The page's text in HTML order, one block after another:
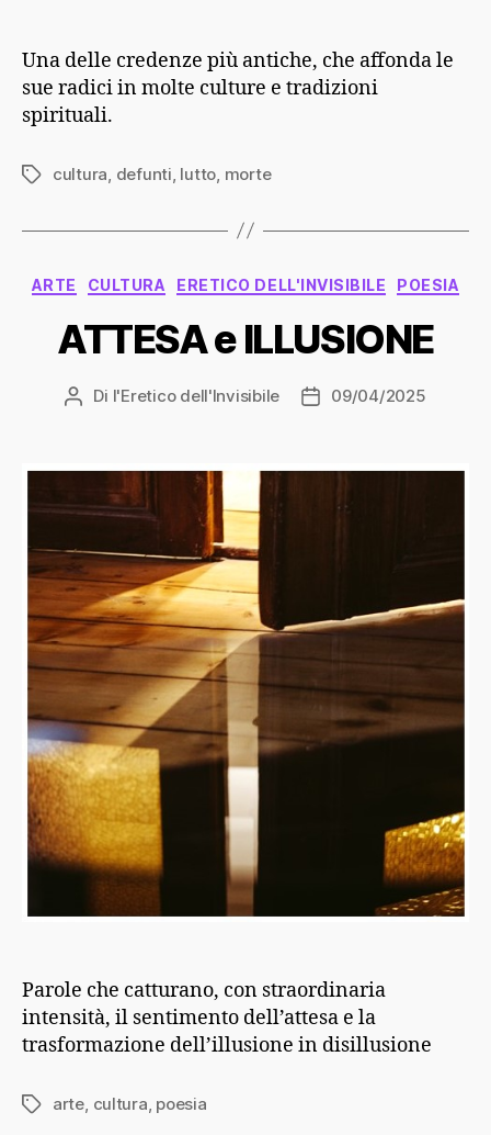
Una delle credenze più antiche, che affonda le
sue radici in molte culture e tradizioni
spirituali.
Tag cultura defunti lutto morte
Categorie
ARTE CULTURA ERETICO DELL'INVISIBILE POESIA
ATTESA e ILLUSIONE
Autore
Di l'Eretico dell'Invisibile
Data09/04/2025
Parole che catturano, con straordinaria
intensità, il sentimento dell’attesa e la
trasformazione dell’illusione in disillusione
Tag arte cultura poesia